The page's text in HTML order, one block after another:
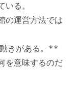
る。
の運営方法では
きがある。**
を意味するのだ